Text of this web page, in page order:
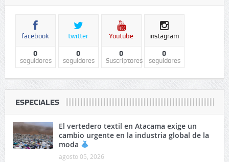
facebook
0
seguidores
twitter
0
seguidores
Youtube
0
Suscriptores
instagram
0
seguidores
ESPECIALES
El vertedero textil en Atacama exige un
cambio urgente en la industria global de la
moda
agosto 05, 2026